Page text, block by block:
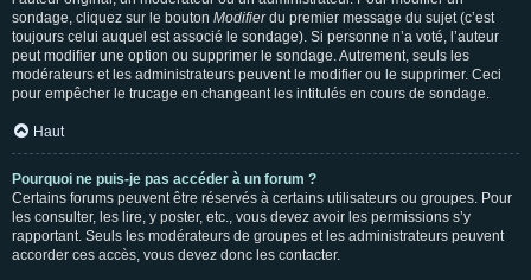
sondage, cliquez sur le bouton Modifierdu premier message du sujet (c’est
toujours celui auquel est associé le sondage). Si personne n’a voté, l’auteur
peut modifier une option ou supprimer le sondage. Autrement, seuls les
modérateurs et les administrateurs peuvent le modifier ou le supprimer. Ceci
pour empêcher le trucage en changeant les intitulés en cours de sondage.
Haut
Pourquoi ne puis-je pas accéder à un forum ?
Certains forums peuvent être réservés à certains utilisateurs ou groupes. Pour
les consulter, les lire, y poster, etc., vous devez avoir les permissions s’y
rapportant. Seuls les modérateurs de groupes et les administrateurs peuvent
accorder ces accès, vous devez donc les contacter.